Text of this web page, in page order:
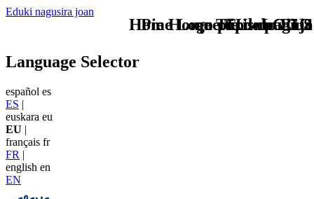
Eduki nagusira joan
TU - LOGO
Language Selector
español es
ES |
euskara eu
EU |
français fr
FR |
english en
EN
que tipo de viaje
Home Logo pie de página
Pie Home Turismo EUS